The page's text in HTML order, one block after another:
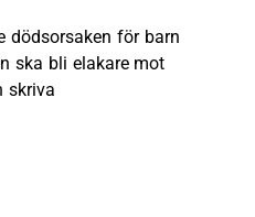
dödsorsaken för barn
ska bli elakare mot
skriva